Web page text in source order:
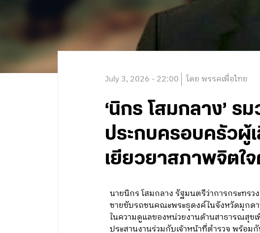
July 3, 2026 - 22:00 โดย พรรคเพื่อไทย
‘นิกร โสมกลาง’
ประกบครอบครัวผู้
เยียวยาสภาพจิตใ
นายนิกร โสมกลาง รัฐมนตรีว่าการกระท
ชายขับรถชนคณะพระธุดงค์ในจังหวัดมุกดา
ในความดูแลของหน่วยงานด้านสาธารณสุข
ประสานงานร่วมกับเจ้าหน้าที่ตำรวจ พร้อ